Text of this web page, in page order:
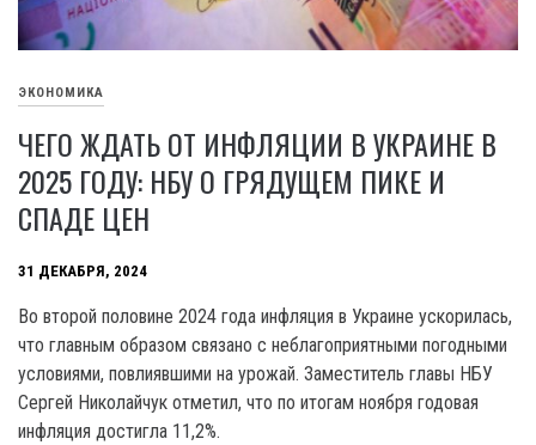
ЭКОНОМИКА
ЧЕГО ЖДАТЬ ОТ ИНФЛЯЦИИ В УКРАИНЕ В
2025 ГОДУ: НБУ О ГРЯДУЩЕМ ПИКЕ И
СПАДЕ ЦЕН
31 ДЕКАБРЯ, 2024
Во второй половине 2024 года инфляция в Украине ускорилась,
что главным образом связано с неблагоприятными погодными
условиями, повлиявшими на урожай. Заместитель главы НБУ
Сергей Николайчук отметил, что по итогам ноября годовая
инфляция достигла 11,2%.